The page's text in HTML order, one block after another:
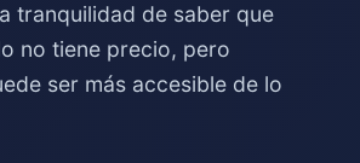
tranquilidad de saber que
no tiene precio, pero
ser más accesible de lo